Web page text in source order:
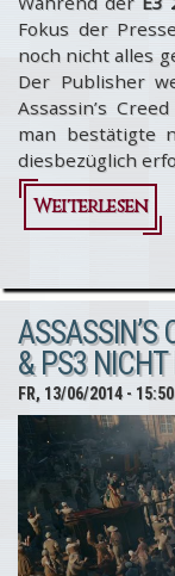
Fokus der
noch nicht alles
Der Publisher
Assassin’s
man bestätigte
diesbezüglich
Weiterlesen
ASSASSIN’S
& PS3 NICHT
FR, 13/06/2014 - 15:50